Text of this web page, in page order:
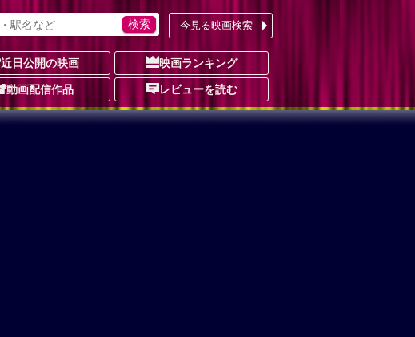
今見る映画検索
近日公開の映画 映画ランキング
動画配信作品 レビューを読む